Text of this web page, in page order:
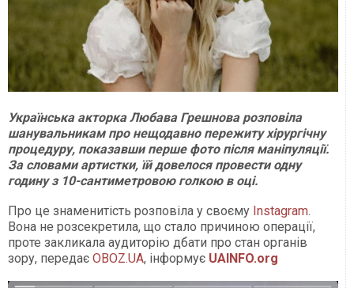
Українська акторка Любава Грешнова розповіла
шанувальникам про нещодавно пережиту хірургічну
процедуру, показавши перше фото після маніпуляції.
За словами артистки, їй довелося провести одну
годину з 10-сантиметровою голкою в оці.
Про це знаменитість розповіла у своєму Instagram.
Вона не розсекретила, що стало причиною операції,
проте закликала аудиторію дбати про стан органів
зору, передає OBOZ.UA, інформує UAINFO.org